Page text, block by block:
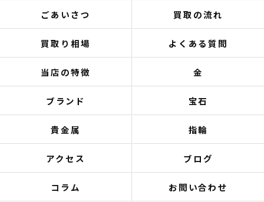
ごあいさつ 買取の流れ
買取り相場 よくある質問
当店の特徴 金
ブランド 宝石
貴金属 指輪
アクセス ブログ
コラム お問い合わせ